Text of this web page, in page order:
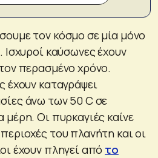
τον κόσμο σε μία μόνο
καύσωνες έχουν
περασμένο χρόνο.
έχουν καταγράψει
άνω των 50 C σε
Οι πυρκαγιές καίνε
του πλανήτη και οι
έχουν πληγεί από το